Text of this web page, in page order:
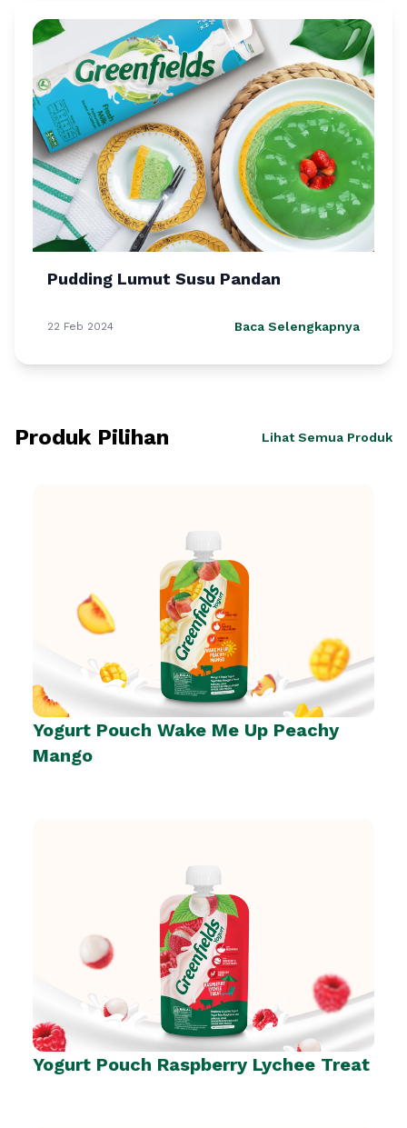
Pudding Lumut Susu Pandan
22 Feb 2024 Baca Selengkapnya
Produk Pilihan Lihat Semua Produk
Yogurt Pouch Wake Me Up Peachy
Mango
Yogurt Pouch Raspberry Lychee Treat